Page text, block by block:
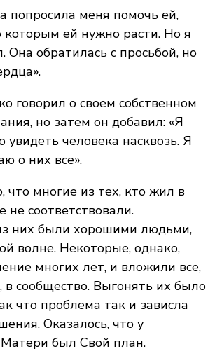
попросила меня помочь ей,
которым ей нужно расти. Но я
Она обратилась с просьбой, но
говорил о своем собственном
но затем он добавил: «Я
увидеть человека насквозь. Я
о них все».
что многие из тех, кто жил в
соответствовали.
них были хорошими людьми,
волне. Некоторые, однако,
многих лет, и вложили все,
в сообщество. Выгонять их было
что проблема так и зависла
Оказалось, что у
был Свой план.